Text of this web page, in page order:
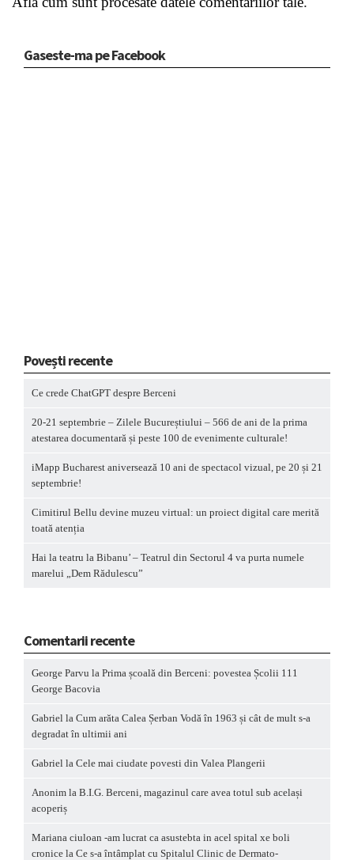
Gaseste-ma pe Facebook
Povești recente
Ce crede ChatGPT despre Berceni
20-21 septembrie – Zilele Bucureștiului – 566 de ani de la prima
atestarea documentară și peste 100 de evenimente culturale!
iMapp Bucharest aniversează 10 ani de spectacol vizual, pe 20 și 21
septembrie!
Cimitirul Bellu devine muzeu virtual: un proiect digital care merită
toată atenția
Hai la teatru la Bibanu’ – Teatrul din Sectorul 4 va purta numele
marelui „Dem Rădulescu”
Comentarii recente
George Parvu la Prima școală din Berceni: povestea Școlii 111
George Bacovia
Gabriel la Cum arăta Calea Șerban Vodă în 1963 și cât de mult s-a
degradat în ultimii ani
Gabriel la Cele mai ciudate povesti din Valea Plangerii
Anonim la B.I.G. Berceni, magazinul care avea totul sub același
acoperiș
Mariana ciuloan -am lucrat ca asustebta in acel spital xe boli
cronice la Ce s-a întâmplat cu Spitalul Clinic de Dermato-